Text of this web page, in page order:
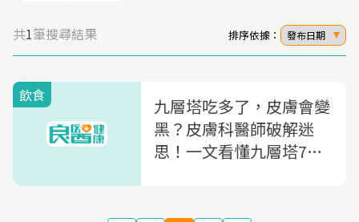
共1筆搜尋結果 排序依據： 發布日期
飲食
九層塔吃多了，皮膚會變
黑？皮膚科醫師破解迷
思！一文看懂九層塔7功